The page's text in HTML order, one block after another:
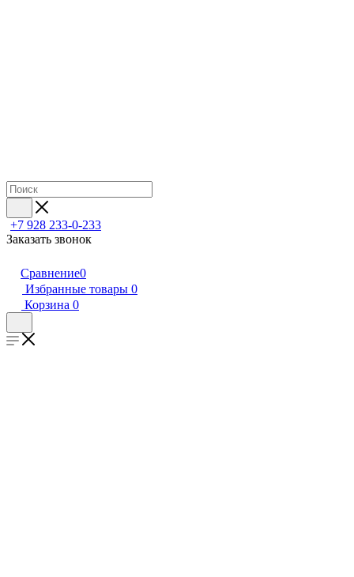
+7 928 233-0-233
Заказать звонок
Сравнение0
Избранные товары 0
Корзина 0